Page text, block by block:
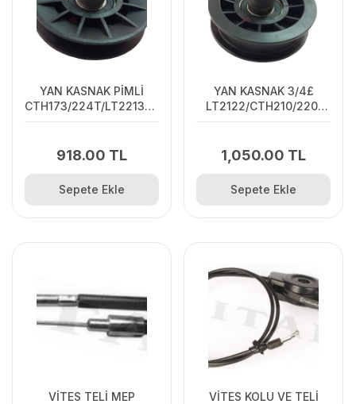
YAN KASNAK PİMLİ
CTH173/224T/LT2213CA
918.00 TL
Sepete Ekle
YAN KASNAK 3/4£
LT2122/CTH210/220/
1,050.00 TL
Sepete Ekle
VİTES TELİ MEP
VİTES KOLU VE TELİ